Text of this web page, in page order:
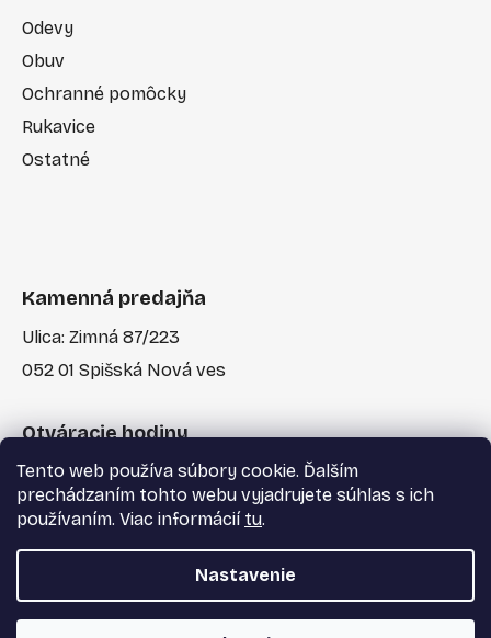
Tento web používa súbory cookie. Ďalším
prechádzaním tohto webu vyjadrujete súhlas s ich
používaním. Viac informácií tu.
Nastavenie
Odevy
Obuv
Ochranné pomôcky
Rukavice
Ostatné
Kamenná predajňa
Ulica: Zimná 87/223
052 01 Spišská Nová ves
Otváracie hodiny
Po-Pia: 7:30 - 17:00
Vytvoril Shoptet a Adatelier